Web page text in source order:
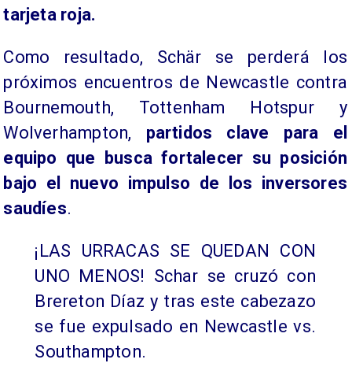
tarjeta roja.
Como resultado, Schär se perderá los
próximos encuentros de Newcastle contra
Bournemouth, Tottenham Hotspur y
Wolverhampton, partidos clave para el
equipo que busca fortalecer su posición
bajo el nuevo impulso de los inversores
saudíes.
¡LAS URRACAS SE QUEDAN CON
UNO MENOS! Schar se cruzó con
Brereton Díaz y tras este cabezazo
se fue expulsado en Newcastle vs.
Southampton.